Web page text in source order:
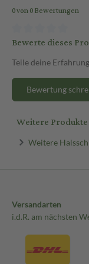
0 von 0 Bewertungen
Bewerte dieses
Teile deine
Bewertung
Weitere Produkte
Weitere
Versandarten
i.d.R. am nächsten